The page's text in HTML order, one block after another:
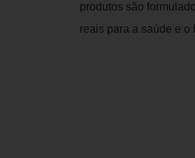
produtos são
reais para a saúde e o